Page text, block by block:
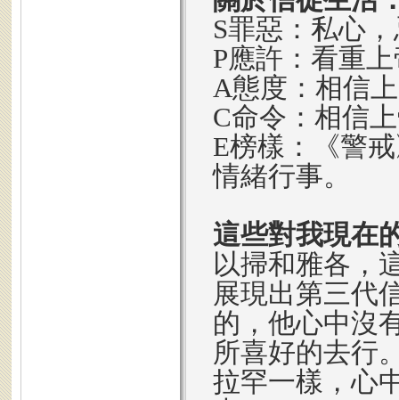
S罪惡：私心
P應許：看重
A態度：相信
C命令：相信
E榜樣：《警
情緒行事。
這些對我現在
以掃和雅各，
展現出第三代
的，他心中沒
所喜好的去行
拉罕一樣，心